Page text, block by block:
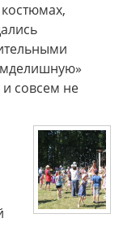
совсем не